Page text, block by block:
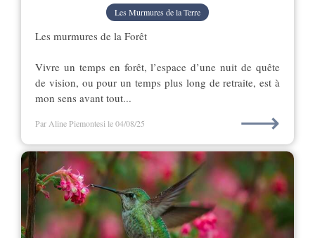
Les Murmures de la Terre
Les murmures de la Forêt
Vivre un temps en forêt, l’espace d’une nuit de quête
de vision, ou pour un temps plus long de retraite, est à
mon sens avant tout...
Par Aline Piemontesi le 04/08/25 ⟶